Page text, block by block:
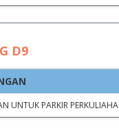
16.00
D9
UNTUK PARKIR